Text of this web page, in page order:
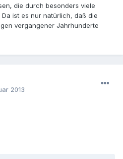
die durch besonders viele
ist es nur natürlich, daß die
vergangener Jahrhunderte
2013